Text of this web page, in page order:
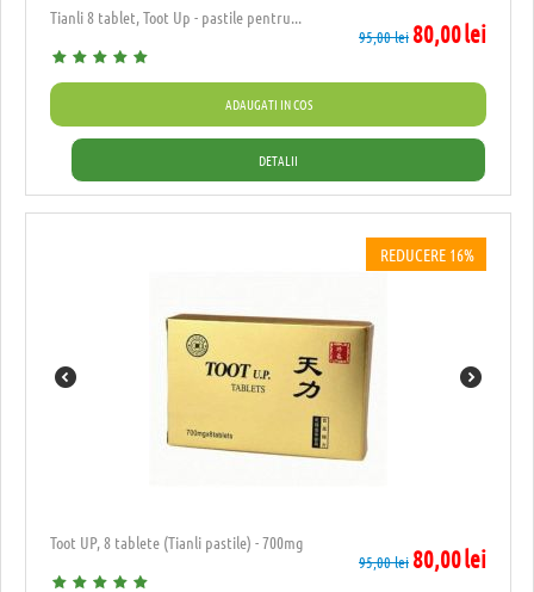
Tianli 8 tablet, Toot Up - pastile pentru...
95,00lei 80,00lei
ADAUGATI IN COS
DETALII
REDUCERE 16%
Toot UP, 8 tablete (Tianli pastile) - 700mg
95,00lei 80,00lei